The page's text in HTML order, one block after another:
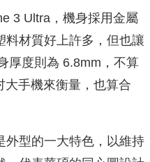
3 Ultra，機身採用金屬
料材質好上許多，但也讓
厚度則為 6.8mm，不算
手機來衡量，也算合
外型的一大特色，以維持